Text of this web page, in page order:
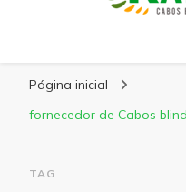
Página inicial
fornecedor de Cabos
TAG